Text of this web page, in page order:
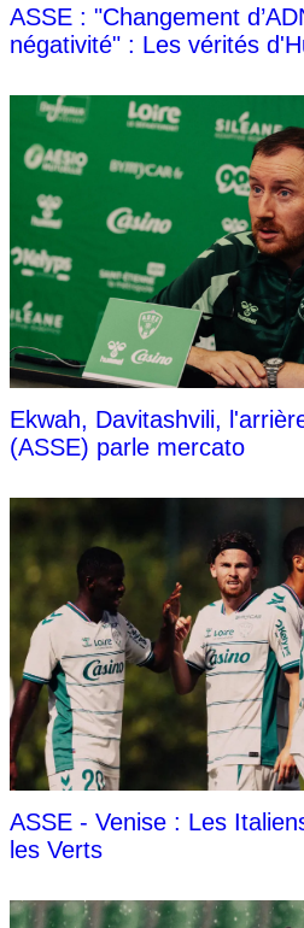
ASSE : "Changement
négativité" : Les vérités
Ekwah, Davitashvili,
(ASSE) parle mercato
ASSE - Venise : Les
les Verts